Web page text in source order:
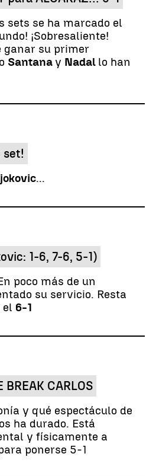
sets se ha marcado el
¡Sobresaliente!
ganar su primer
Santana y Nadal lo han
set!
...
1-6, 7-6, 5-1)
poco más de un
su servicio. Resta
el 6-1
BREAK CARLOS
y qué espectáculo de
ha durado. Está
y físicamente a
ponerse 5-1